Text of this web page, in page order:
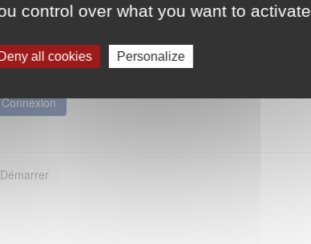
control over what you want to activate
Deny all cookies Personalize
Mot de passe oublié ?
Démarrer